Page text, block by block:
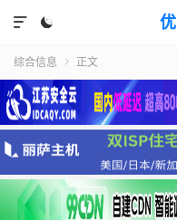


综合信息  正文